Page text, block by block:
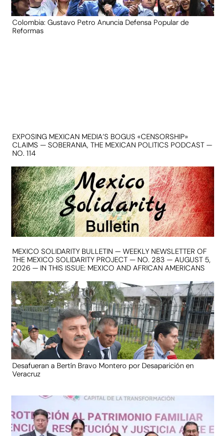
Colombia: Gustavo Petro Anuncia Defensa Popular de
Reformas
EXPOSING MEXICAN MEDIA’S BOGUS «CENSORSHIP»
CLAIMS — SOBERANIA, THE MEXICAN POLITICS PODCAST —
NO. 114
MEXICO SOLIDARITY BULLETIN — WEEKLY NEWSLETTER OF
THE MEXICO SOLIDARITY PROJECT — NO. 283 — AUGUST 5,
2026 — IN THIS ISSUE: MEXICO AND AFRICAN AMERICANS
Desafueran a Bertín Bravo Montero por Desaparición en
Veracruz